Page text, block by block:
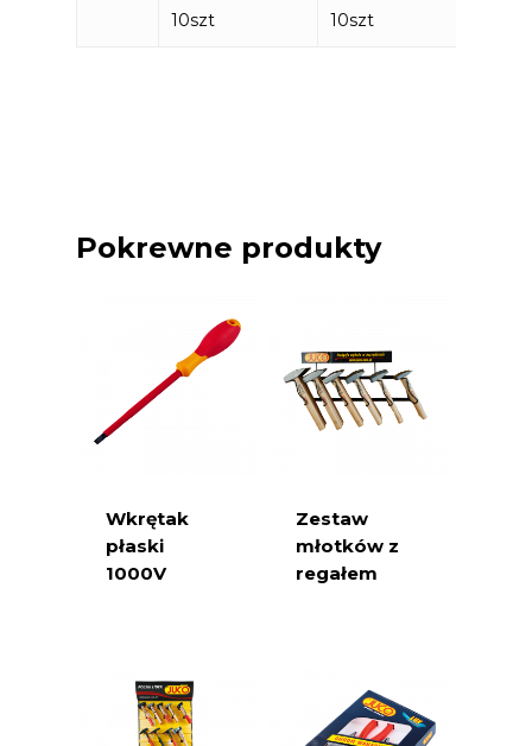
10szt 10szt
Pokrewne produkty
Wkrętak
płaski
1000V
Zestaw
młotków z
regałem